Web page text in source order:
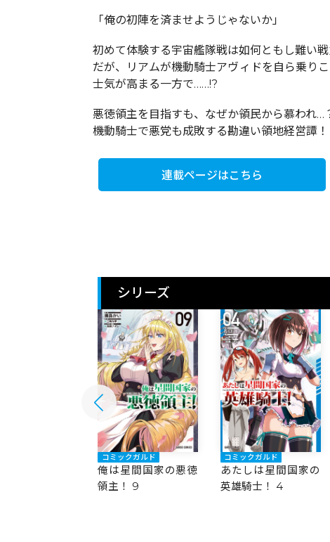
「俺の初陣を済ませようじゃないか」
初めて体験する宇宙艦隊戦は如何ともし難い戦
だが、リアムが機動騎士アヴィドを自ら乗り
士気が高まる一方で……!?
悪徳領主を目指すも、なぜか領民から慕われ…
機動騎士で悪党も成敗する勘違い領地経営譚！
連載ページはこちら
シリーズ
コミックガルド
俺は星間国家の悪徳
領主！ 9
コミックガルド
あたしは星間国家の
英雄騎士！ 4